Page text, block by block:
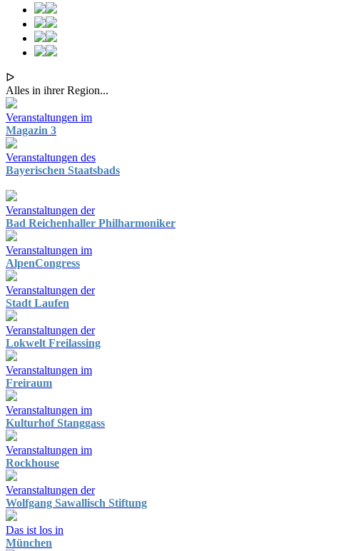
ᐅ
Alles in ihrer Region...
Veranstaltungen im
Magazin 3
Veranstaltungen des
Bayerischen Staatsbads
Veranstaltungen der
Bad Reichenhaller Philharmoniker
Veranstaltungen im
AlpenCongress
Veranstaltungen der
Stadt Laufen
Veranstaltungen der
Lokwelt Freilassing
Veranstaltungen im
Freiraum
Veranstaltungen im
Kulturhof Stanggass
Veranstaltungen im
Rockhouse
Veranstaltungen der
Wolfgang Sawallisch Stiftung
Das ist los in
München